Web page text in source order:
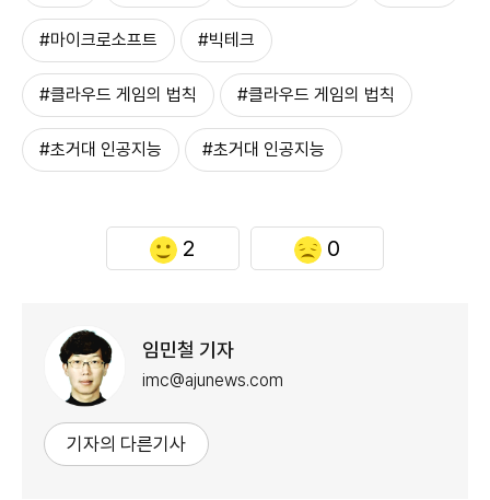
#마이크로소프트 #빅테크
#클라우드 게임의 법칙 #클라우드 게임의 법칙
#초거대 인공지능 #초거대 인공지능
2 0
임민철 기자
imc@ajunews.com
기자의 다른기사